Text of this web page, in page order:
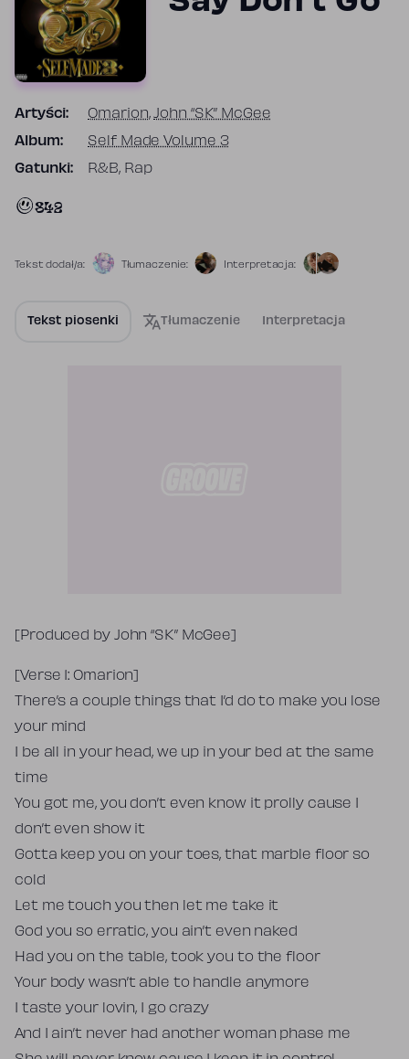
Artyści: Omarion,John “SK” McGee
Album: Self Made Volume 3
Gatunki: R&B, Rap
842
Tekst dodał/a: Tłumaczenie: Interpretacja:
Tekst piosenki Tłumaczenie Interpretacja
Tekst piosenki
[Produced by John “SK” McGee]
[Verse 1: Omarion]
There’s a couple things that I’d do to make you lose
your mind
I be all in your head, we up in your bed at the same
time
You got me, you don’t even know it prolly cause I
don’t even show it
Gotta keep you on your toes, that marble floor so
cold
Let me touch you then let me take it
God you so erratic, you ain’t even naked
Had you on the table, took you to the floor
Your body wasn’t able to handle anymore
I taste your lovin, I go crazy
And I ain’t never had another woman phase me